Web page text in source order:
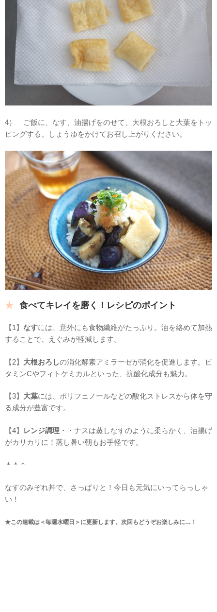
4） ご飯に、なす、油揚げをのせて、大根おろしと大葉をトッ
ピングする。しょうゆをかけてお召し上がりください。
食べてキレイを磨く！レシピのポイント
【1】 なすには、意外にも食物繊維がたっぷり。油を絡めて加熱
することで、えぐみが軽減します。
【2】 大根おろしの消化酵素アミラーゼが消化を促進します。ビ
タミンCやフィトケミカルといった、抗酸化成分も魅力。
【3】 大葉には、ポリフェノールなどの酸化ストレスから体を守
る成分が豊富です。
【4】 レンジ調理 ・・ナスは蒸しなすのように柔らかく、油揚げ
がカリカリに！蒸し暑い朝もお手軽です。
＊＊＊
なすのみぞれ丼で、さっぱりと！今日も元気にいってらっしゃ
い！
★この連載は＜毎週水曜日＞に更新します。次回もどうぞお楽しみに…！